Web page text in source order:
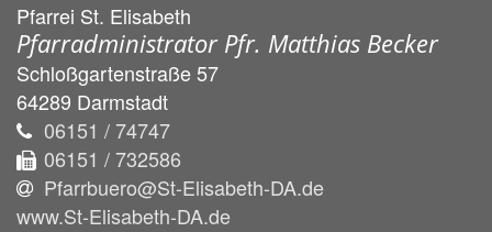
Pfarrei St. Elisabeth
Pfarradministrator Pfr. Matthias Becker
Schloßgartenstraße 57
64289 Darmstadt
06151 / 74747
06151 / 732586
Pfarrbuero@St-Elisabeth-DA.de
www.St-Elisabeth-DA.de